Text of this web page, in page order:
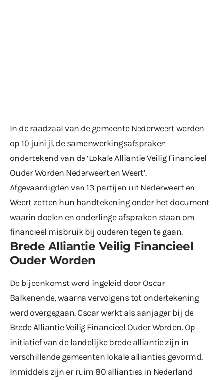
In de raadzaal van de gemeente Nederweert werden
op 10 juni jl. de samenwerkingsafspraken
ondertekend van de ‘Lokale Alliantie Veilig Financieel
Ouder Worden Nederweert en Weert’.
Afgevaardigden van 13 partijen uit Nederweert en
Weert zetten hun handtekening onder het document
waarin doelen en onderlinge afspraken staan om
financieel misbruik bij ouderen tegen te gaan.
Brede Alliantie Veilig Financieel
Ouder Worden
De bijeenkomst werd ingeleid door Oscar
Balkenende, waarna vervolgens tot ondertekening
werd overgegaan. Oscar werkt als aanjager bij de
Brede Alliantie Veilig Financieel Ouder Worden. Op
initiatief van de landelijke brede alliantie zijn in
verschillende gemeenten lokale allianties gevormd.
Inmiddels zijn er ruim 80 allianties in Nederland